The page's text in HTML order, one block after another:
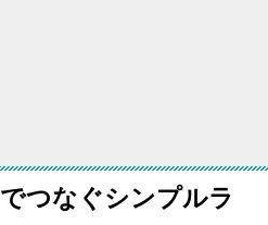
つなぐシンプルラ